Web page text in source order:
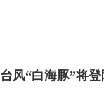
台风“白海豚”将